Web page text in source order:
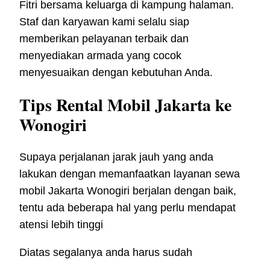
Fitri bersama keluarga di kampung halaman.
Staf dan karyawan kami selalu siap
memberikan pelayanan terbaik dan
menyediakan armada yang cocok
menyesuaikan dengan kebutuhan Anda.
Tips Rental Mobil Jakarta ke
Wonogiri
Supaya perjalanan jarak jauh yang anda
lakukan dengan memanfaatkan layanan sewa
mobil Jakarta Wonogiri berjalan dengan baik,
tentu ada beberapa hal yang perlu mendapat
atensi lebih tinggi
Diatas segalanya anda harus sudah